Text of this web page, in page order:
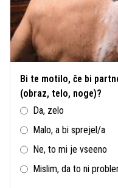
Bi te motilo, če bi
(obraz, telo, noge)?
Da, zelo
Malo, a bi sprejel/a
Ne, to mi je vseeno
Mislim, da to ni